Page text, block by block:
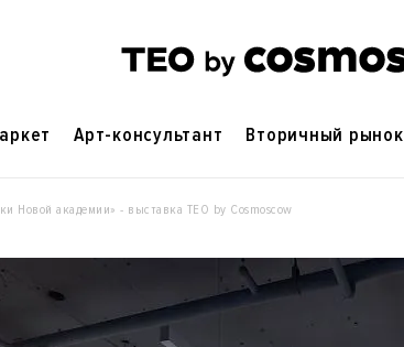
Арт-консультант Вторичный рынок
Новой академии» - выставка ТЕO by Cosmoscow